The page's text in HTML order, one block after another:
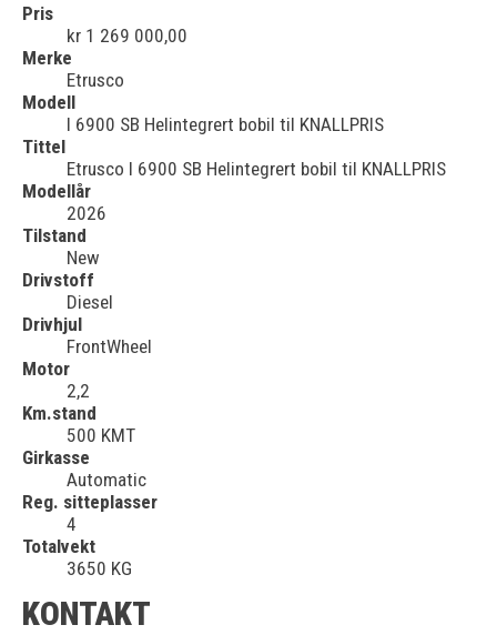
Pris
kr 1 269 000,00
Merke
Etrusco
Modell
I 6900 SB Helintegrert bobil til KNALLPRIS
Tittel
Etrusco I 6900 SB Helintegrert bobil til KNALLPRIS
Modellår
2026
Tilstand
New
Drivstoff
Diesel
Drivhjul
FrontWheel
Motor
2,2
Km.stand
500 KMT
Girkasse
Automatic
Reg. sitteplasser
4
Totalvekt
3650 KG
KONTAKT